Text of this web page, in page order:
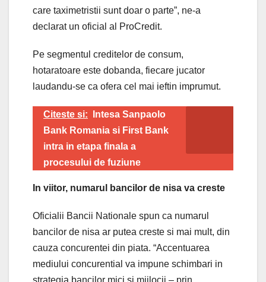
care taximetristii sunt doar o parte”, ne-a
declarat un oficial al ProCredit.
Pe segmentul creditelor de consum,
hotaratoare este dobanda, fiecare jucator
laudandu-se ca ofera cel mai ieftin imprumut.
Citeste si:
Intesa Sanpaolo
Bank Romania si First Bank
intra in etapa finala a
procesului de fuziune
In viitor, numarul bancilor de nisa va creste
Oficialii Bancii Nationale spun ca numarul
bancilor de nisa ar putea creste si mai mult, din
cauza concurentei din piata. “Accentuarea
mediului concurential va impune schimbari in
strategia bancilor mici si mijlocii – prin